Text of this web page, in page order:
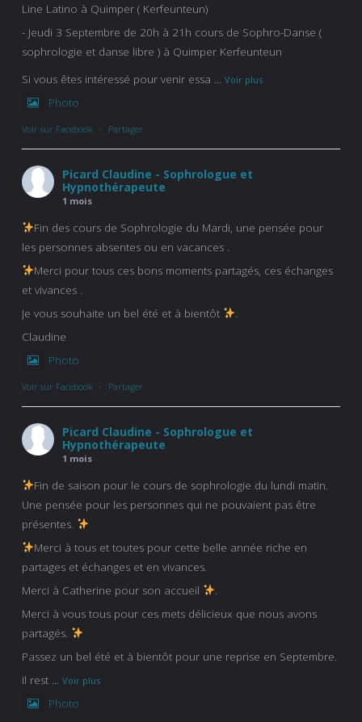
Line Latino à Quimper ( Kerfeunteun)
- Jeudi 3 Septembre de 20h à 21h cours de Sophro-Danse (
sophrologie et danse libre ) à Quimper Kerfeunteun
Si vous êtes intéressé pour venir essa
Voir plus
Photo
Voir sur Facebook · Partager
Picard Claudine - Sophrologue et
Hypnothérapeute
1 mois
Fin des cours de Sophrologie du Mardi, une pensée pour
les personnes absentes ou en vacances .
Merci pour tous ces bons moments partagés, ces échanges
et vivances .
Je vous souhaite un bel été et à bientôt
Claudine
Photo
Voir sur Facebook · Partager
Picard Claudine - Sophrologue et
Hypnothérapeute
1 mois
Fin de saison pour le cours de sophrologie du lundi matin.
Une pensée pour les personnes qui ne pouvaient pas être
présentes.
Merci à tous et toutes pour cette belle année riche en
partages et échanges et en vivances.
Merci à Catherine pour son accueil
Merci à vous tous pour ces mets délicieux que nous avons
partagés.
Passez un bel été et à bientôt pour une reprise en Septembre.
Il rest
Voir plus
Photo